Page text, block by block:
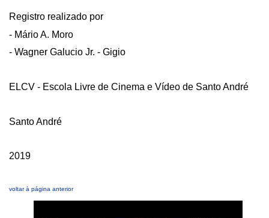
Registro realizado por
- Mário A. Moro
- Wagner Galucio Jr. - Gigio
ELCV - Escola Livre de Cinema e Vídeo de Santo André
Santo André
2019
voltar à página anterior